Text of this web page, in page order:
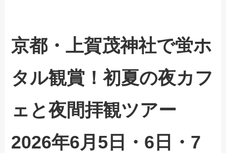
京都・上賀茂神社で蛍ホ
タル観賞！初夏の夜カフ
ェと夜間拝観ツアー
2026年6月5日・6日・7